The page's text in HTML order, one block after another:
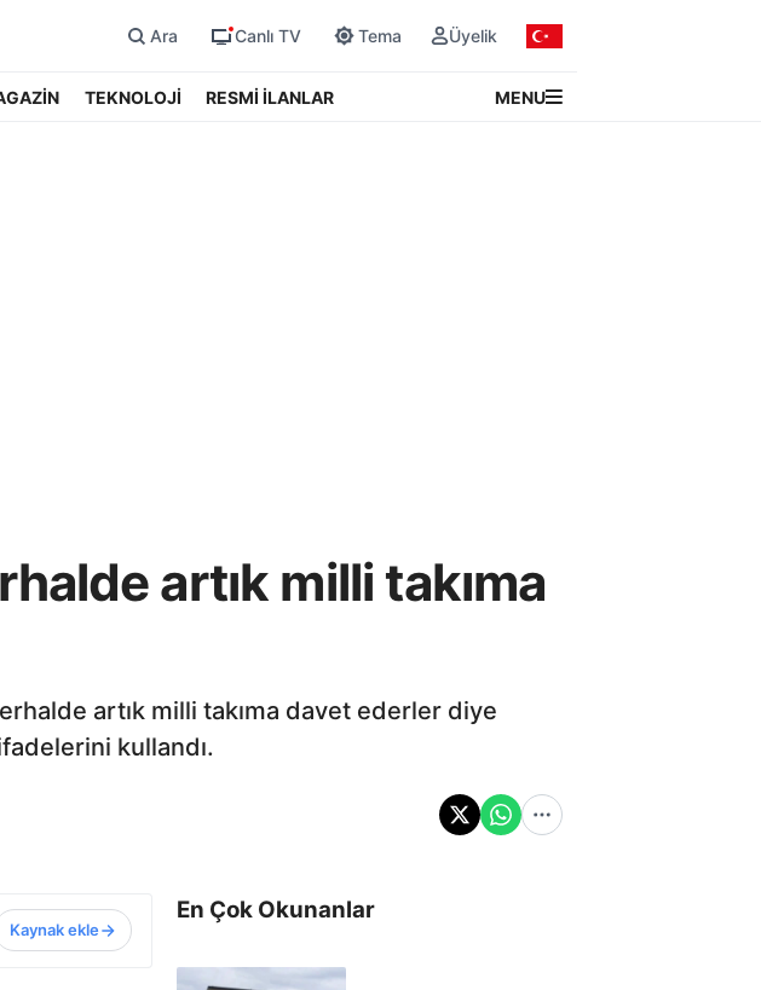
Ara Canlı TV Tema Üyelik
TEKNOLOJİ RESMİ İLANLAR MENU
artık milli takıma
artık milli takıma davet ederler diye
kullandı.
Kaynak ekle
En Çok Okunanlar